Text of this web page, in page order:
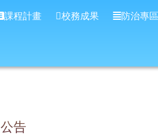
課程計畫 校務成果 防治專區
告